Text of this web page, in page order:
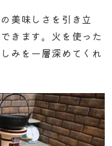
美味しさを引き立
きます。火を使った
みを一層深めてくれ